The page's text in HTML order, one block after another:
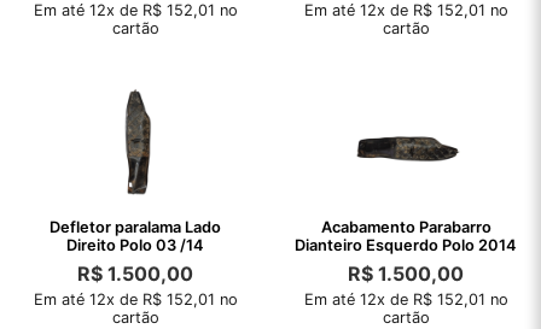
Em até 12x de R$ 152,01 no
cartão
Em até 12x de R$ 152,01 no
cartão
Defletor paralama Lado
Direito Polo 03 /14
R$ 1.500,00
Em até 12x de R$ 152,01 no
cartão
Acabamento Parabarro
Dianteiro Esquerdo Polo 2014
R$ 1.500,00
Em até 12x de R$ 152,01 no
cartão